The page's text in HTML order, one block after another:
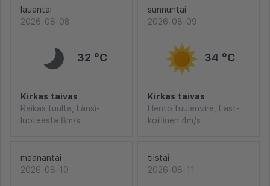
lauantai
2026-08-08
32 °C
Kirkas taivas
Raikas tuulta, Länsi-
luoteesta 8m/s
sunnuntai
2026-08-09
34 °C
Kirkas taivas
Hento tuulenvire, East-
koillinen 4m/s
maanantai
2026-08-10
tiistai
2026-08-11